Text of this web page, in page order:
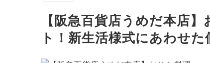
【阪急百貨店うめだ本店
ト！新生活様式にあわせ